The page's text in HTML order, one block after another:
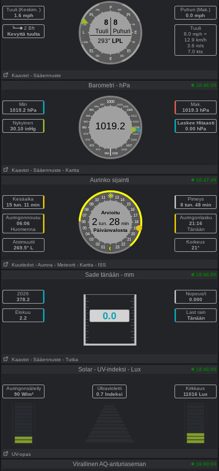
Tuuli (Keskim. )
1.6 mph
2 Bft
Kevyttä tuulta
P
PPL PPI
PL PI
LPL IPI
L E
LESL IEI
EL EI
EEL EEI
E
8 8
Tuuli
Puhuri
293° LPL
Puhuri (Mak.)
0.0 mph
Tuuli
8.0 mph =
12.9 km/h
3.6 m/s
7.0 kts
Kaaviot - Sääennuste
Barometri - hPa 18:46:00
Min
1019.2 hPa
Nykyinen
30.10 inHg
1000
997 1003
994
1006
991
1009
988
1012
985
1015
982
1018
979
1021
976
1024
973
1027
970
1030
|
964 1036
1019.2
Mak.
1019.3 hPa
Laskee Hitaasti
0.00 hPa
Kaaviot - Sääennuste - Kartta
Aurinko sijainti 18:47:49
Kesäaika
15 tun. 11 min
Auringonnousu
06:06
Huomenna
Atsimuutti
269.5° L
11 13
10
14
09
15
08
16
07
17
06
18
05
19
04
20
03
21
02
22
01 23
Arvioitu
2 tun. 28min
Päivänvalosta
Pimeys
8 tun. 48 min
Auringonlasku
21:16
Tänään
Korkeus
21°
Kuutiedot - Aurora - Meteorit - Kartta - ISS
Sade tänään - mm 18:46:00
2026
378.2
Elokuu
2.2
0.0
Nopeus/t
0.000
Last rain
Tänään
Kaaviot - Sääennuste - Tutka
Solar - UV-indeksi - Lux 18:46:00
Auringonsäteily
90 W/m²
Ultravioletti
0.7 Indeksi
Kirkkaus
11016 Lux
UV-opas
Virallinen AQ-anturiaseman 16:00:00